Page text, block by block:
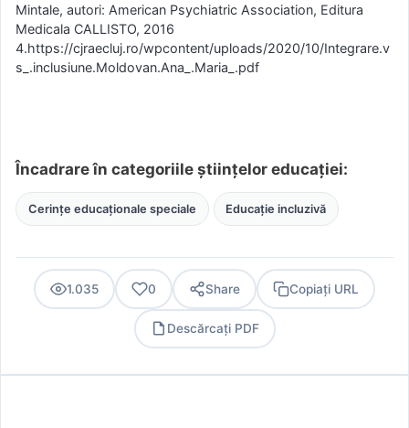
Mintale, autori: American Psychiatric Association, Editura
Medicala CALLISTO, 2016
4.https://cjraecluj.ro/wpcontent/uploads/2020/10/Integrare.v
s_.inclusiune.Moldovan.Ana_.Maria_.pdf
Încadrare în categoriile științelor educației:
Cerințe educaționale speciale Educație incluzivă
1.035 0 Share Copiați URL
Descărcați PDF